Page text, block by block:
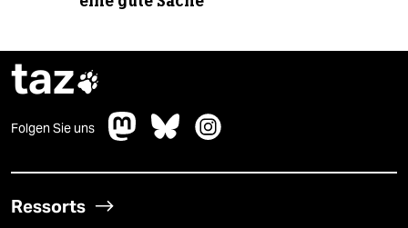
taz
Folgen Sie uns
Ressorts